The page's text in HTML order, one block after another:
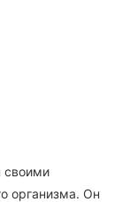
своими
организма. Он